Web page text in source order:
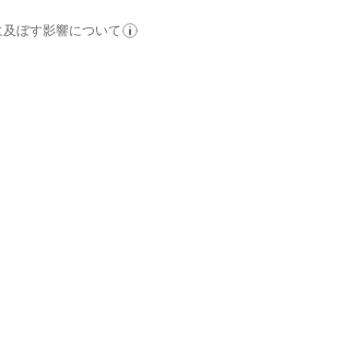
ぼす影響について
追加